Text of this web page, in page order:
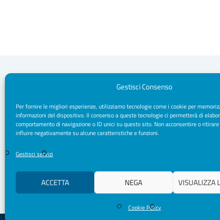
Gestisci Consenso
Per fornire le migliori esperienze, utilizziamo tecnologie come i cookie per
informazioni del dispositivo. Il consenso a queste tecnologie ci permetterà di
comportamento di navigazione o ID unici su questo sito. Non acconsentire o
influire negativamente su alcune caratteristiche e funzioni.
Gestisci servizi
ACCETTA NEGA VISUALIZZA
Cookie Policy
Segreteria Sede
Via Sparano da Bari, 170 - 70121 Bari
CF/ P. IVA: 93091790720